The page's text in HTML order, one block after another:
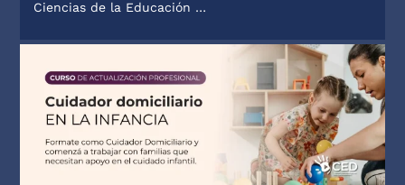
Ciencias de la Educación …